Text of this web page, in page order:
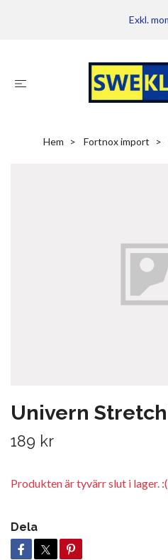
Exkl.
Hem Fortnox import
Univern
189 kr
Produkten är tyvärr slut i lager. :(
Dela